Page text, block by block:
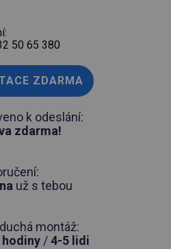
50 65 380
ZDARMA
k odeslání:
zdarma!
už s tebou
montáž:
hodiny /4-5 lidi